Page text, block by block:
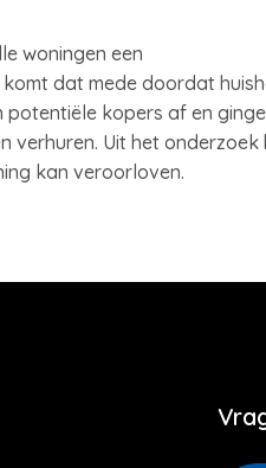
woningen een
dat mede doordat
kopers af en
verhuren. Uit het
kan veroorloven.